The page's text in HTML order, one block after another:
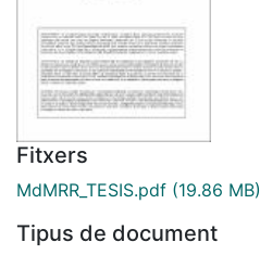
Fitxers
MdMRR_TESIS.pdf (19.86 MB)
Tipus de document